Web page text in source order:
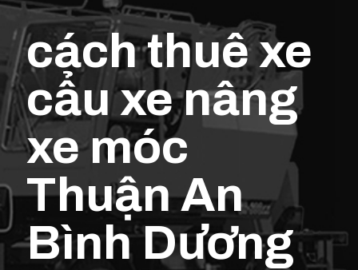
cách thuê xe
cẩu xe nâng
xe móc
Thuận An
Bình Dương